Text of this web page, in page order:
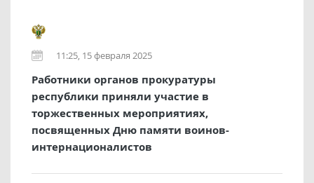
11:25, 15 февраля 2025
Работники органов прокуратуры
республики приняли участие в
торжественных мероприятиях,
посвященных Дню памяти воинов-
интернационалистов